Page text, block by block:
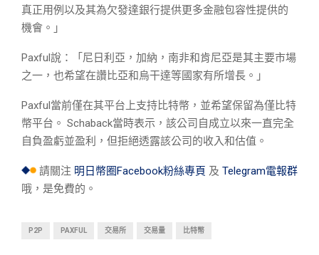
真正用例以及其為欠發達銀行提供更多金融包容性提供的
機會。」
Paxful說：「尼日利亞，加納，南非和肯尼亞是其主要市場
之一，也希望在讚比亞和烏干達等國家有所增長。」
Paxful當前僅在其平台上支持比特幣，並希望保留為僅比特
幣平台。 Schaback當時表示，該公司自成立以來一直完全
自負盈虧並盈利，但拒絕透露該公司的收入和估值。
請關注 明日幣圈Facebook粉絲專頁 及 Telegram電報群
哦，是免費的。
P2P PAXFUL 交易所 交易量 比特幣